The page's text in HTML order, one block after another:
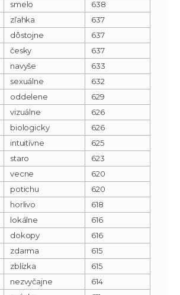
smelo
638
zľahka
637
dôstojne
637
česky
637
navyše
633
sexuálne
632
oddelene
629
vizuálne
626
biologicky
626
intuitívne
625
staro
623
vecne
620
potichu
620
horlivo
618
lokálne
616
dokopy
616
zdarma
615
zblízka
615
nezvyčajne
614